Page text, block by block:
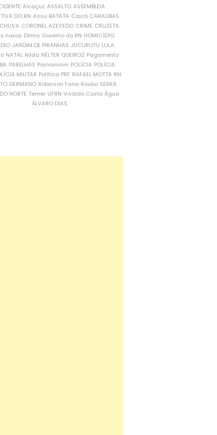
Alcaçuz ASSALTO ASSEMBLEIA
DO RN Assu BATATA Caicó CARAÚBAS
CORONEL AZEVEDO CRIME CRUZETA
novos Dilma Governo do RN HOMICÍDIO
JARDIM DE PIRANHAS JUCURUTU LULA
NATAL Nilda NÉLTER QUEIROZ Pagamento
PARELHAS Parnamirim POLÍCIA POLÍCIA
MILITAR Política PRF RAFAEL MOTTA RN
GERMANO Robinson Faria Roubo SERRA
NORTE Temer UFRN Vivaldo Costa Água
ÁLVARO DIAS